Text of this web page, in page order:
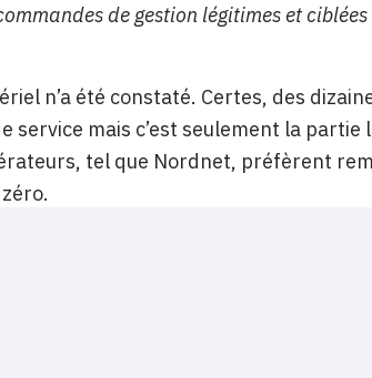
de gestion légitimes et
n’a été constaté. Certes, des
mais c’est seulement la partie
tel que Nordnet, préfèrent